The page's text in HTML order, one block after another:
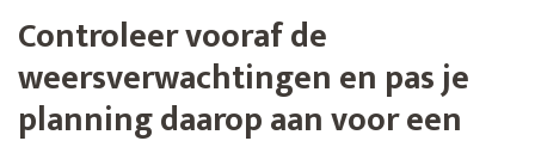
Controleer vooraf de
weersverwachtingen en pas je
planning daarop aan voor een